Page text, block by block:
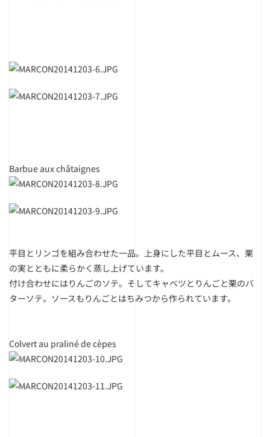
Barbue aux châtaignes
平目とリンゴを組み合わせた一品。上身にした平目とムース、栗
の実とともに柔らかく蒸し上げています。
付け合わせにはりんごのソテ。そしてキャベツとりんごと栗のバ
ターソテ。ソースもりんごとはちみつから作られています。
Colvert au praliné de cèpes